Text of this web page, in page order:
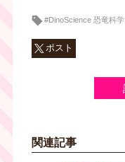
#DinoScience 恐竜科学
ポスト
関連記事